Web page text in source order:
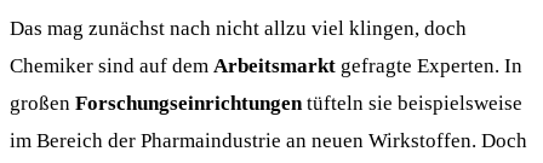
Das mag zunächst nach nicht allzu viel klingen, doch
Chemiker sind auf dem Arbeitsmarkt gefragte Experten. In
großen Forschungseinrichtungentüfteln sie beispielsweise
im Bereich der Pharmaindustrie an neuen Wirkstoffen. Doch